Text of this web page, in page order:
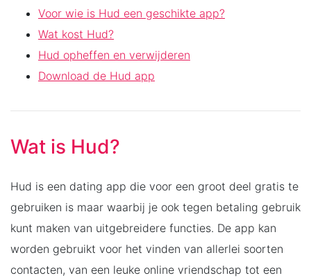
Voor wie is Hud een geschikte app?
Wat kost Hud?
Hud opheffen en verwijderen
Download de Hud app
Wat is Hud?
Hud is een dating app die voor een groot deel gratis te
gebruiken is maar waarbij je ook tegen betaling gebruik
kunt maken van uitgebreidere functies. De app kan
worden gebruikt voor het vinden van allerlei soorten
contacten, van een leuke online vriendschap tot een